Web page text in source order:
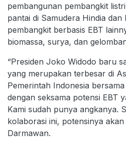
pembangunan pembangkit
pantai di Samudera Hindia dan
pembangkit berbasis EBT
biomassa, surya, dan
“Presiden Joko Widodo baru
yang merupakan terbesar di
Pemerintah Indonesia
dengan seksama potensi EBT
Kami sudah punya angkanya.
kolaborasi ini, potensinya akan
Darmawan.